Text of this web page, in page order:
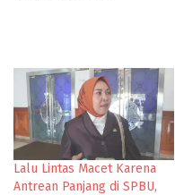
Lalu Lintas Macet Karena
Antrean Panjang di SPBU,